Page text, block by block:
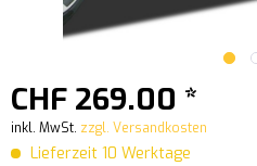
CHF 269.00 *
inkl. MwSt. zzgl. Versandkosten
Lieferzeit 10 Werktage